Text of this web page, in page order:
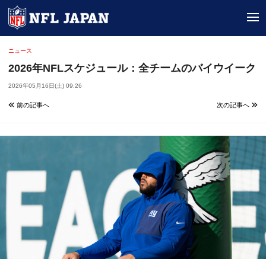
ニュース
2026年NFLスケジュール：全チームのバイウイーク
2026年05月16日(土) 09:26
前の記事へ 次の記事へ